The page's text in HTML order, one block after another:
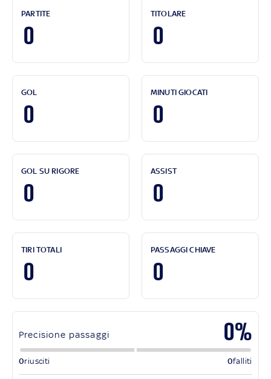
PARTITE
0
TITOLARE
0
GOL
0
MINUTI GIOCATI
0
GOL SU RIGORE
0
ASSIST
0
TIRI TOTALI
0
PASSAGGI CHIAVE
0
Precisione passaggi 0%
0riusciti 0falliti